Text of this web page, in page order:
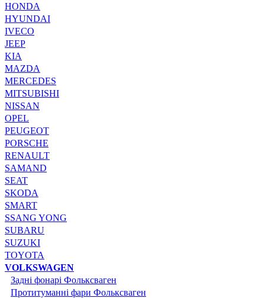
HONDA
HYUNDAI
IVECO
JEEP
KIA
MAZDA
MERCEDES
MITSUBISHI
NISSAN
OPEL
PEUGEOT
PORSCHE
RENAULT
SAMAND
SEAT
SKODA
SMART
SSANG YONG
SUBARU
SUZUKI
TOYOTA
VOLKSWAGEN
Задні фонарі Фольксваген
Протитуманні фари Фольксваген